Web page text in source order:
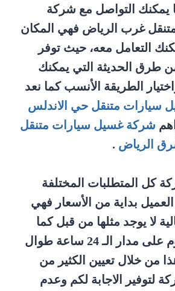
يمكنك التواصل مع شركة
غرب الرياض فهي المكان
التعامل معه، حيث توفر
طرق الحديثة التي يمكنك
الطريقة الأنسب كما نعد
سيارات متنقل حي الاندلس
شركة غسيل سيارات متنقل
الرياض .
كل المتطلبات المختلفة
بداية من الأسعار فهي
لا يوجد مثلها من قبل كما
تعمل طوال اليوم على مدار الـ 24 ساعة طوال
من خلال تعيين الكثير من
لتوفير الاجابة لكم وعدم